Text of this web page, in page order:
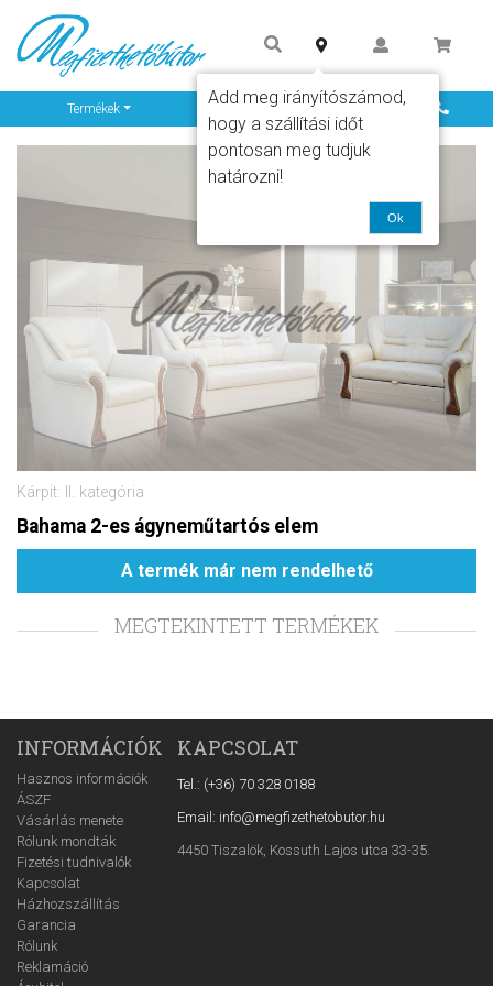
Termékek Info
Kárpit: II. kategória
Bahama 2-es ágyneműtartós elem
A termék már nem rendelhető
MEGTEKINTETT TERMÉKEK
INFORMÁCIÓK
Hasznos információk
ÁSZF
Vásárlás menete
Rólunk mondták
Fizetési tudnivalók
Kapcsolat
Házhozszállítás
Garancia
Rólunk
Reklamáció
KAPCSOLAT
Tel.: (+36) 70 328 0188
Email: info@megfizethetobutor.hu
4450 Tiszalök, Kossuth Lajos utca 33-35.
Add meg irányítószámod,
hogy a szállítási időt
pontosan meg tudjuk
határozni!
Ok